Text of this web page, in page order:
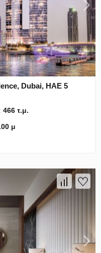
Dubai, ΗΑΕ 5
466 τ.μ.
μ